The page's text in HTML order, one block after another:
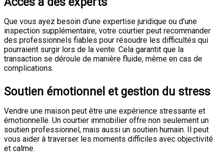
Que vous ayez besoin d’une expertise juridique ou d’une
inspection supplémentaire, votre courtier peut recommander
des professionnels fiables pour résoudre les difficultés qui
pourraient surgir lors de la vente. Cela garantit que la
transaction se déroule de manière fluide, même en cas de
complications.
Soutien émotionnel et gestion du stress
Vendre une maison peut être une expérience stressante et
émotionnelle. Un courtier immobilier offre non seulement un
soutien professionnel, mais aussi un soutien humain. Il peut
vous aider à traverser les moments difficiles avec objectivité
et calme.